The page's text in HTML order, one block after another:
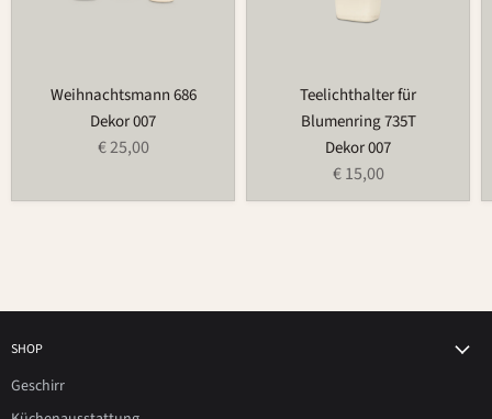
Weihnachtsmann 686
Dekor 007
€ 25,00
Teelichthalter für
Blumenring 735T
Dekor 007
€ 15,00
SHOP
Geschirr